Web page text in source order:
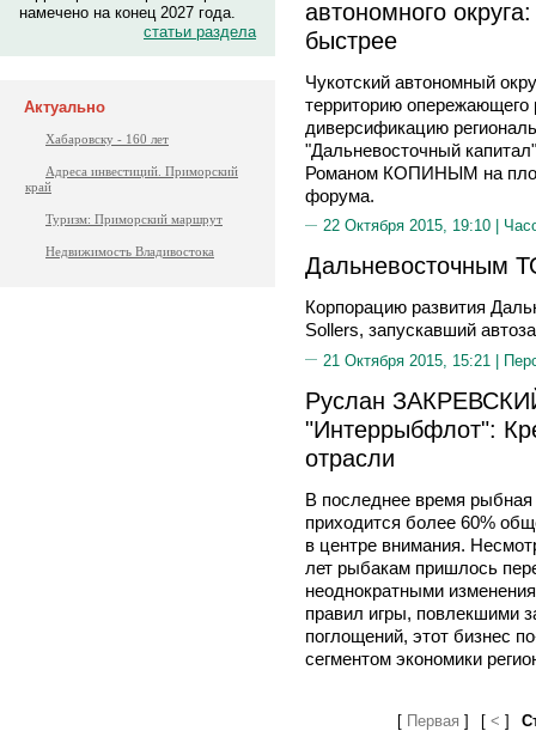
намечено на конец 2027 года.
статьи раздела
Актуально
Хабаровску - 160 лет
Адреса инвестиций. Приморский
край
Туризм: Приморский маршрут
Недвижимость Владивостока
автономного
быстрее
Чукотский автономный
территорию
диверсификацию
"Дальневосточный
Романом КОПИНЫМ на
форума.
22 Октября 2015, 19:10 |
Дальневосточным
Корпорацию развития
Sollers, запускавший
21 Октября 2015, 15:21 |
Руслан
"Интеррыбфлот":
отрасли
В последнее время рыбная
приходится более 60%
в центре внимания.
лет рыбакам пришлось
неоднократными
правил игры, повлекшими
поглощений, этот бизнес
сегментом экономики
[Первая ] [< ]